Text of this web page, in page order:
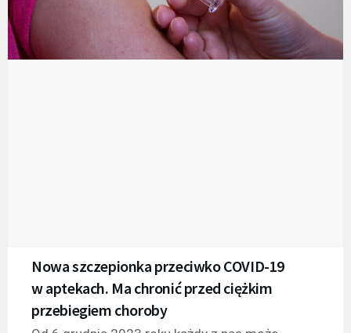
Nowa szczepionka przeciwko COVID-19
w aptekach. Ma chronić przed ciężkim
przebiegiem choroby